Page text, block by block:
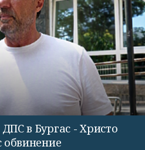
в Бургас - Христо
обвинение